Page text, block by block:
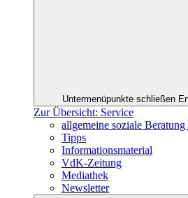
Untermenüpunkte schließen
Zur Übersicht: Service
allgemeine soziale
Tipps
Informationsmaterial
VdK-Zeitung
Mediathek
Newsletter